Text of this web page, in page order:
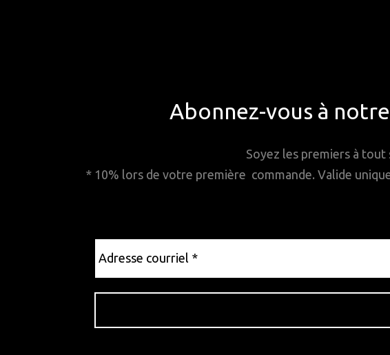
Abonnez-vous à
Soyez les premiers à
* 10% lors de votre première commande. Valide
courriel